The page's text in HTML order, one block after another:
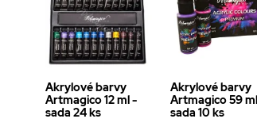
Akrylové barvy
Artmagico 12 ml -
sada 24 ks
Akrylové barvy
Artmagico 59
sada 10 ks